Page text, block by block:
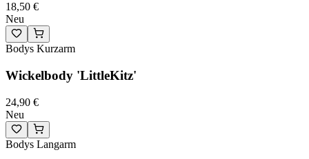
18,50 €
Neu
Bodys Kurzarm
Wickelbody 'LittleKitz'
24,90 €
Neu
Bodys Langarm